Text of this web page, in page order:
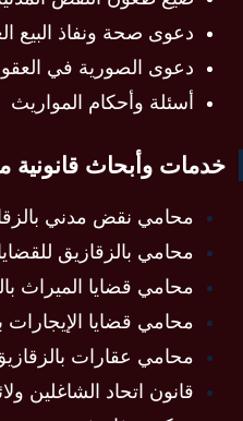
دعوى صحة ونفاذ البيع
دعوى الصورية في
أسئلة وأحكام المواريث
خدمات وأبحاث قانونية
محامي نقض مدني
محامي بالزقازيق
محامي قضايا الميراث
محامي قضايا الإيجارات
محامي عقارات
قانون اتحاد الشاغلين